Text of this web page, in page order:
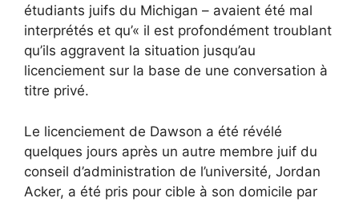
étudiants juifs du Michigan – avaient été mal
interprétés et qu’« il est profondément troublant
qu’ils aggravent la situation jusqu’au
licenciement sur la base de une conversation à
titre privé.
Le licenciement de Dawson a été révélé
quelques jours après un autre membre juif du
conseil d’administration de l’université, Jordan
Acker, a été pris pour cible à son domicile par